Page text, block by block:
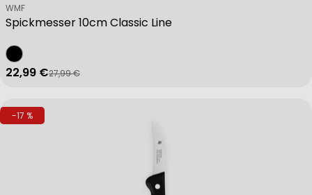
Spickmesser 10cm Classic Line
Verkäufer:
WMF
Verkaufspreis
22,99 €
Regulärer Preis
27,99 €
-17 %